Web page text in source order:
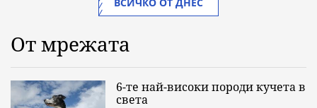
От мрежата
6-те най-високи породи кучета в
света